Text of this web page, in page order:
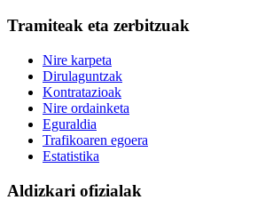
Tramiteak eta zerbitzuak
Nire karpeta
Dirulaguntzak
Kontratazioak
Nire ordainketa
Eguraldia
Trafikoaren egoera
Estatistika
Aldizkari ofizialak